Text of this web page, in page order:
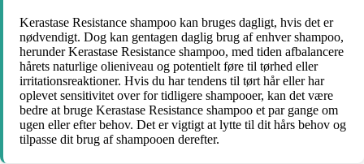
Kerastase Resistance shampoo kan bruges dagligt, hvis det er
nødvendigt. Dog kan gentagen daglig brug af enhver shampoo,
herunder Kerastase Resistance shampoo, med tiden afbalancere
hårets naturlige olieniveau og potentielt føre til tørhed eller
irritationsreaktioner. Hvis du har tendens til tørt hår eller har
oplevet sensitivitet over for tidligere shampooer, kan det være
bedre at bruge Kerastase Resistance shampoo et par gange om
ugen eller efter behov. Det er vigtigt at lytte til dit hårs behov og
tilpasse dit brug af shampooen derefter.